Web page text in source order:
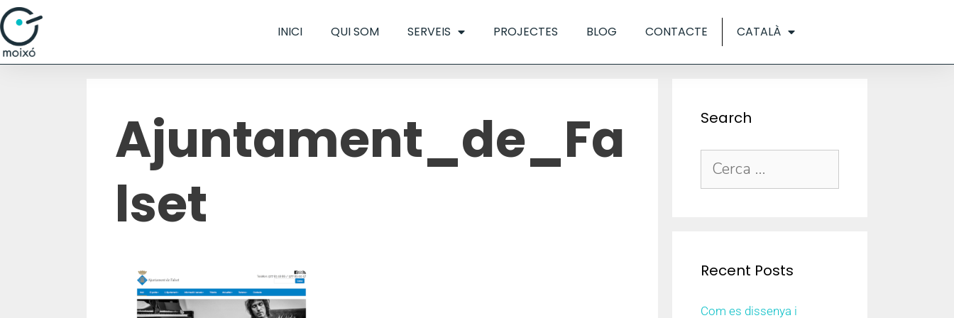
INICI QUI SOM SERVEIS PROJECTES BLOG CONTACTE CATALÀ
Ajuntament_de_Fa
lset
Search
Recent Posts
Com es dissenya i